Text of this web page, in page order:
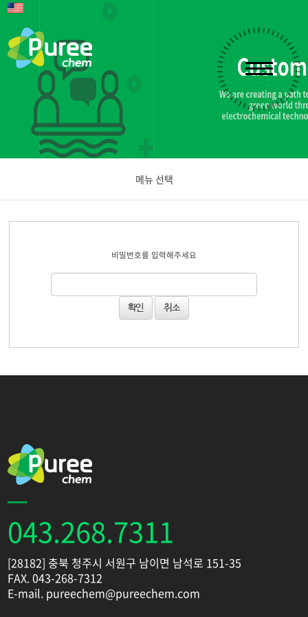
메뉴 선택
공지사항
문의하기
비밀번호를 입력해주세요
취소
043.268.7311
[28182] 충북 청주시 서원구 남이면 남석로 151-35
FAX. 043-268-7312
E-mail. pureechem@pureechem.com